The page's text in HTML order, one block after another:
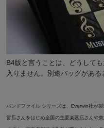
B4版と言うことは、どうして
入りません。別途バッグがある
バンドファイル シリーズは、Everwin社が
営店さんをはじめ全国の主要楽器店さんや